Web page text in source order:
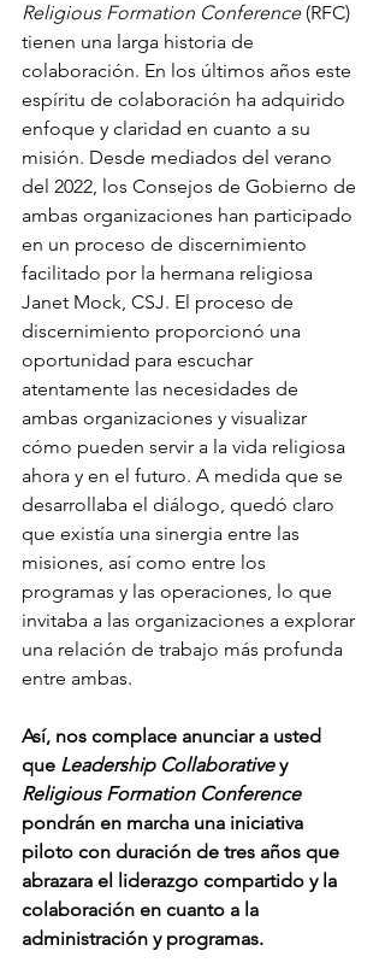
Religious Formation Conference (RFC)
tienen una larga historia de
colaboración. En los últimos años este
espíritu de colaboración ha adquirido
enfoque y claridad en cuanto a su
misión. Desde mediados del verano
del 2022, los Consejos de Gobierno de
ambas organizaciones han participado
en un proceso de discernimiento
facilitado por la hermana religiosa
Janet Mock, CSJ. El proceso de
discernimiento proporcionó una
oportunidad para escuchar
atentamente las necesidades de
ambas organizaciones y visualizar
cómo pueden servir a la vida religiosa
ahora y en el futuro. A medida que se
desarrollaba el diálogo, quedó claro
que existía una sinergia entre las
misiones, así como entre los
programas y las operaciones, lo que
invitaba a las organizaciones a explorar
una relación de trabajo más profunda
entre ambas.
Así, nos complace anunciar a usted
que Leadership Collaborative y
Religious Formation Conference
pondrán en marcha una iniciativa
piloto con duración de tres años que
abrazara el liderazgo compartido y la
colaboración en cuanto a la
administración y programas.